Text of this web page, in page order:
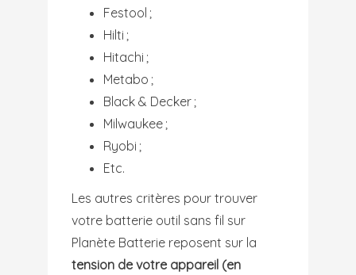
Festool ;
Hilti ;
Hitachi ;
Metabo ;
Black & Decker ;
Milwaukee ;
Ryobi ;
Etc.
Les autres critères pour trouver
votre batterie outil sans fil sur
Planète Batterie reposent sur la
tension de votre appareil (en